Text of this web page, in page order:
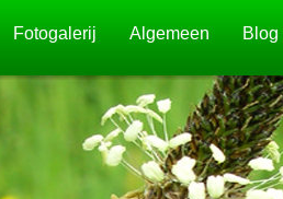
Fotogalerij Algemeen Blog